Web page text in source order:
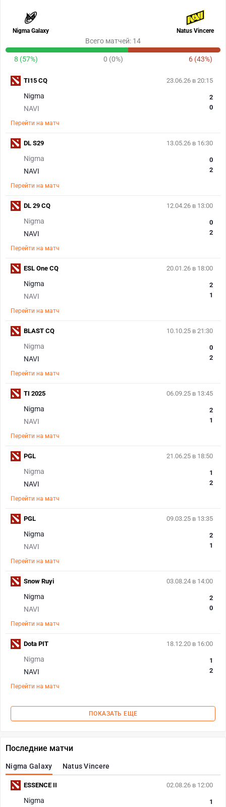
Nigma Galaxy Natus Vincere
Всего матчей: 14
8 (57%) 0 (0%) 6 (43%)
23.06.26 в 20:15
Nigma
NAVI
2
0
Перейти на матч
TI15 CQ
13.05.26 в 16:30
Nigma
NAVI
0
2
Перейти на матч
DL S29
12.04.26 в 13:00
Nigma
NAVI
0
2
Перейти на матч
DL 29 CQ
20.01.26 в 18:00
Nigma
NAVI
2
1
Перейти на матч
ESL One CQ
10.10.25 в 21:30
Nigma
NAVI
0
2
Перейти на матч
BLAST CQ
06.09.25 в 13:45
Nigma
NAVI
2
1
Перейти на матч
TI 2025
21.06.25 в 18:50
Nigma
NAVI
1
2
Перейти на матч
PGL
09.03.25 в 13:35
Nigma
NAVI
2
1
Перейти на матч
PGL
03.08.24 в 14:00
Nigma
NAVI
2
0
Перейти на матч
Snow Ruyi
18.12.20 в 16:00
Nigma
NAVI
1
2
Перейти на матч
Dota PIT
ПОКАЗАТЬ ЕЩЕ
Последние матчи
Nigma Galaxy Natus Vincere
02.08.26 в 12:00
Nigma
1
ESSENCE II